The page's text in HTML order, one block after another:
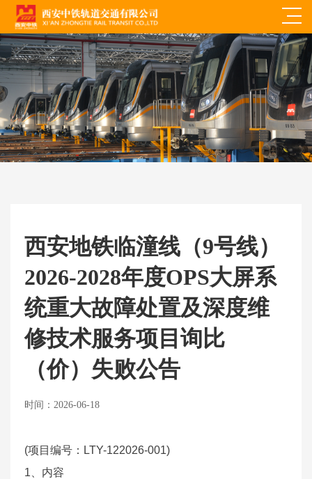
西安地铁临潼线（9号线）
2026-2028年度OPS大屏系
统重大故障处置及深度维
修技术服务项目询比
（价）失败公告
时间：2026-06-18
(项目编号：LTY-122026-001)
1 、内容